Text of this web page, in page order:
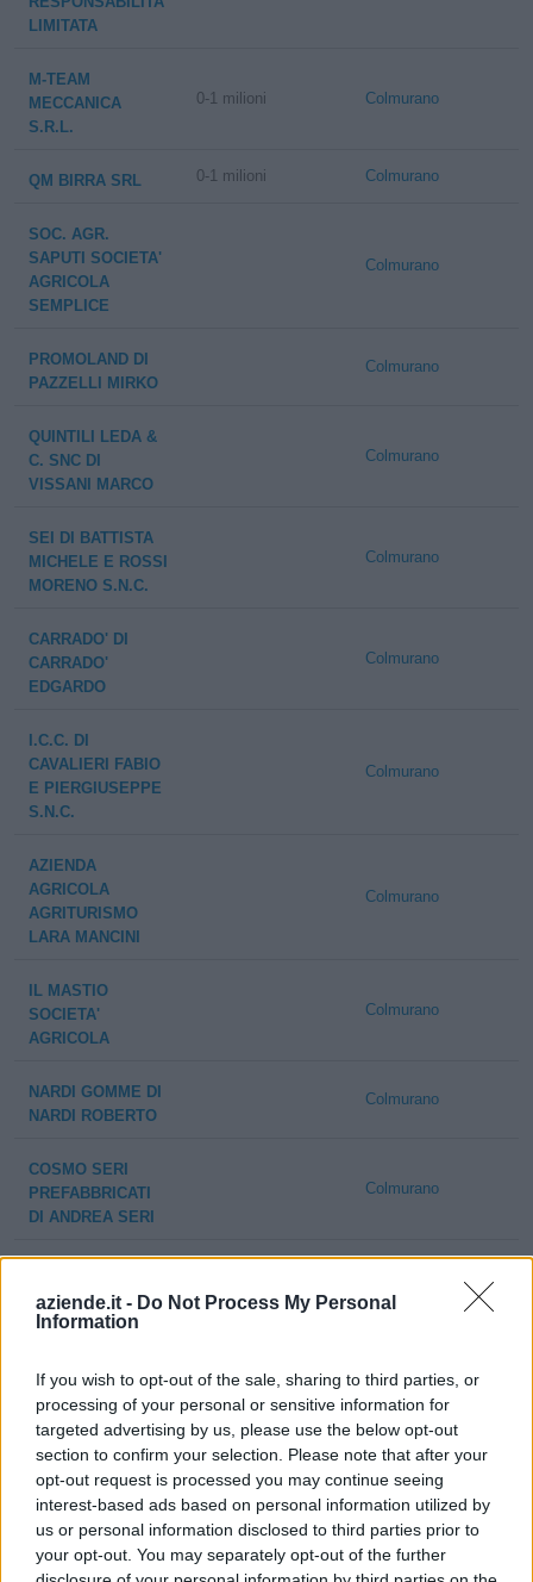
aziende.it - Do Not Process My Personal
Information
If you wish to opt-out of the sale, sharing to third parties, or
processing of your personal or sensitive information for
targeted advertising by us, please use the below opt-out
section to confirm your selection. Please note that after your
opt-out request is processed you may continue seeing
interest-based ads based on personal information utilized by
us or personal information disclosed to third parties prior to
your opt-out. You may separately opt-out of the further
LIMITATA
M-TEAM
MECCANICA
S.R.L.
0-1 milioni Colmurano
QM BIRRA SRL 0-1 milioni Colmurano
SOC. AGR.
SAPUTI SOCIETA'
AGRICOLA
SEMPLICE
Colmurano
PROMOLAND DI
PAZZELLI MIRKO
Colmurano
QUINTILI LEDA &
C. SNC DI
VISSANI MARCO
Colmurano
SEI DI BATTISTA
MICHELE E ROSSI
MORENO S.N.C.
Colmurano
CARRADO' DI
CARRADO'
EDGARDO
Colmurano
I.C.C. DI
CAVALIERI FABIO
E PIERGIUSEPPE
S.N.C.
Colmurano
AZIENDA
AGRICOLA
AGRITURISMO
LARA MANCINI
Colmurano
IL MASTIO
SOCIETA'
AGRICOLA
Colmurano
NARDI GOMME DI
NARDI ROBERTO
Colmurano
COSMO SERI
PREFABBRICATI
DI ANDREA SERI
Colmurano
MARZIALI ENRICO
E GIOVANNI
Colmurano
WOOLTIME SRL 2-5 milioni Colmurano
FOTOVOLTAICOEQUO
SRL
0-1 milioni Colmurano
COSMO SERI SRL 0-1 milioni Colmurano